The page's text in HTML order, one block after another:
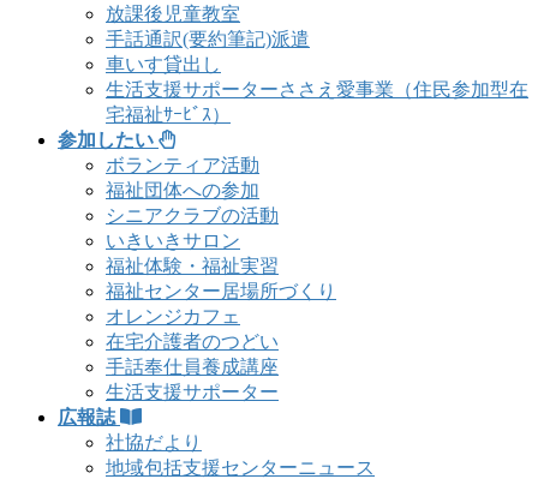
放課後児童教室
手話通訳(要約筆記)派遣
車いす貸出し
生活支援サポーターささえ愛事業（住民参加型在
宅福祉ｻｰﾋﾞｽ）
参加したい
ボランティア活動
福祉団体への参加
シニアクラブの活動
いきいきサロン
福祉体験・福祉実習
福祉センター居場所づくり
オレンジカフェ
在宅介護者のつどい
手話奉仕員養成講座
生活支援サポーター
広報誌
社協だより
地域包括支援センターニュース